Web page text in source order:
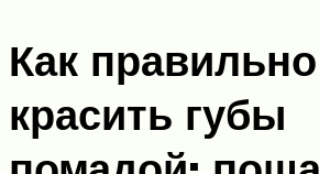
Как правильно
красить губы